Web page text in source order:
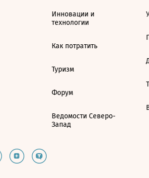
Инновации и
технологии
Как потратить
Туризм
Форум
Ведомости Северо-
Запад